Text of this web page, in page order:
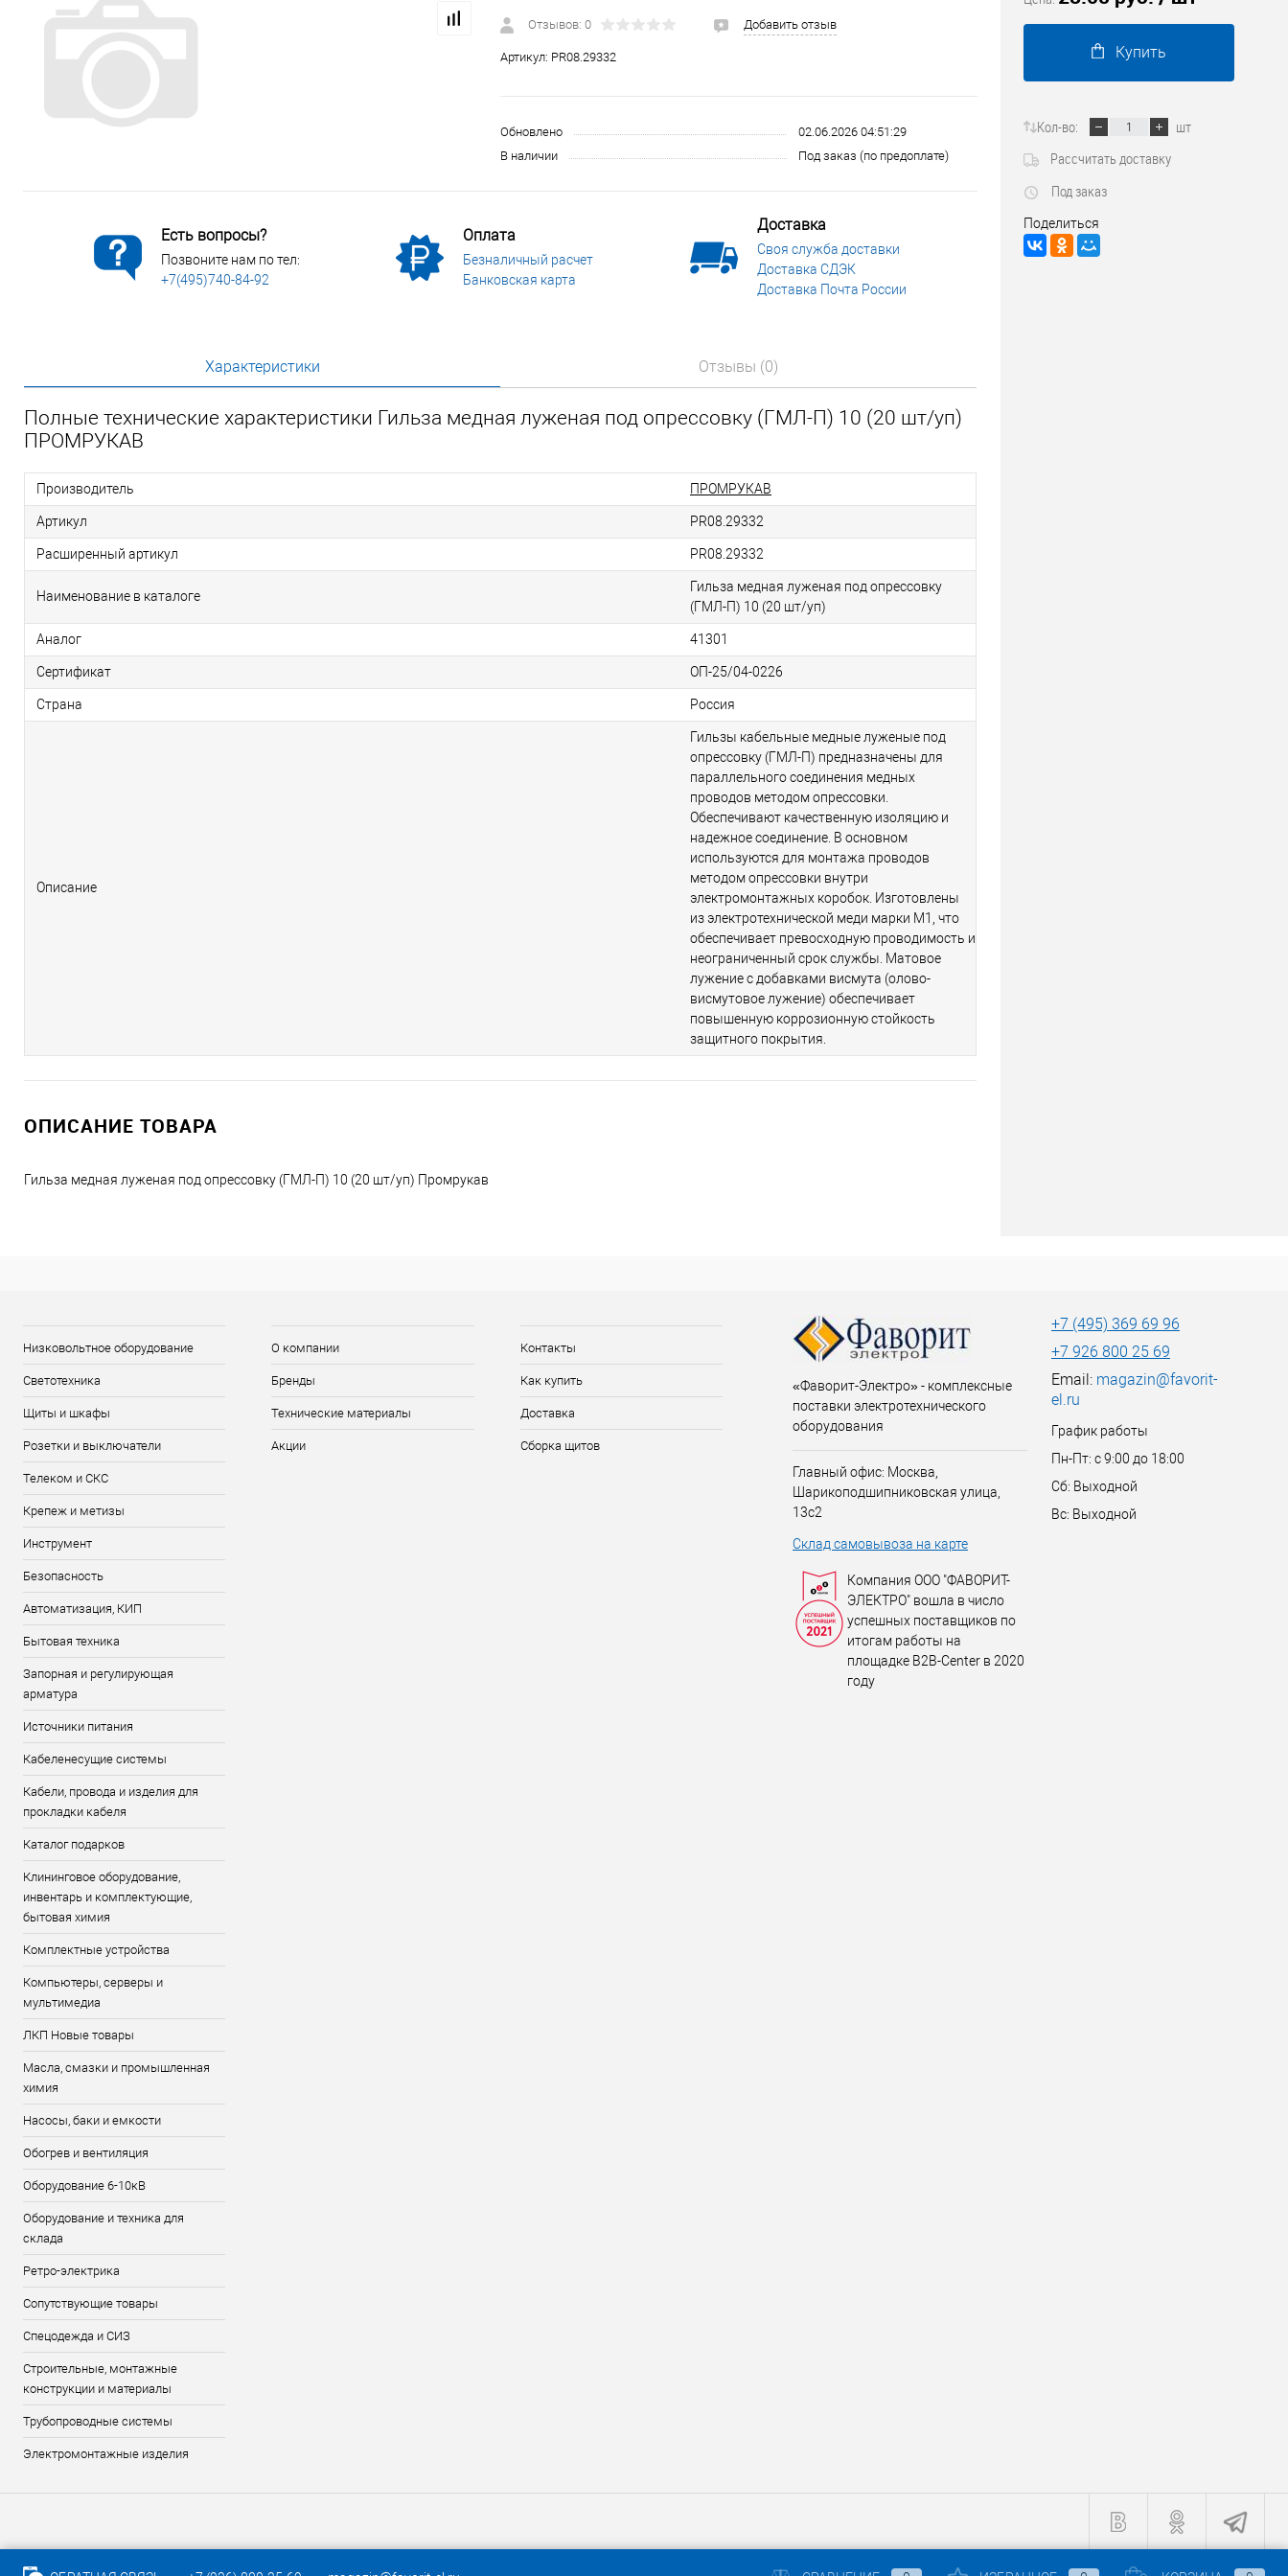
Спецодежда и СИЗ
Электромонтажные изделия
Отзывов: 0 Добавить отзыв
Артикул: PR08.29332
Обновлено
02.06.2026 04:51:29
В наличии
Под заказ (по предоплате)
Есть вопросы?
Позвоните нам по тел:
+7(495)740-84-92
Оплата
Безналичный расчет
Банковская карта
Доставка
Своя служба доставки
Доставка СДЭК
Доставка Почта России
Характеристики Отзывы (0)
Полные технические характеристики Гильза медная луженая под опрессовку (ГМЛ-П) 10 (20 шт/уп)
ПРОМРУКАВ
Производитель ПРОМРУКАВ
Артикул PR08.29332
Расширенный артикул PR08.29332
Наименование в каталоге
Гильза медная луженая под опрессовку
(ГМЛ-П) 10 (20 шт/уп)
Аналог 41301
Сертификат ОП-25/04-0226
Страна Россия
Описание
Гильзы кабельные медные луженые под
опрессовку (ГМЛ-П) предназначены для
параллельного соединения медных
проводов методом опрессовки.
Обеспечивают качественную изоляцию и
надежное соединение. В основном
используются для монтажа проводов
методом опрессовки внутри
электромонтажных коробок. Изготовлены
из электротехнической меди марки М1, что
обеспечивает превосходную проводимость и
неограниченный срок службы. Матовое
лужение с добавками висмута (олово-
висмутовое лужение) обеспечивает
повышенную коррозионную стойкость
защитного покрытия.
ОПИСАНИЕ ТОВАРА
Гильза медная луженая под опрессовку (ГМЛ-П) 10 (20 шт/уп) Промрукав
Купить
Кол-во:
шт
Рассчитать доставку
Под заказ
Поделиться
Низковольтное оборудование
Светотехника
Щиты и шкафы
Розетки и выключатели
Телеком и СКС
Крепеж и метизы
Инструмент
Безопасность
Автоматизация, КИП
Бытовая техника
Запорная и регулирующая
арматура
Источники питания
Кабеленесущие системы
Кабели, провода и изделия для
прокладки кабеля
Каталог подарков
Клининговое оборудование,
инвентарь и комплектующие,
бытовая химия
Комплектные устройства
Компьютеры, серверы и
мультимедиа
ЛКП Новые товары
Масла, смазки и промышленная
химия
Насосы, баки и емкости
Обогрев и вентиляция
Оборудование 6-10кВ
Оборудование и техника для
склада
Ретро-электрика
Сопутствующие товары
Спецодежда и СИЗ
Строительные, монтажные
конструкции и материалы
Трубопроводные системы
Электромонтажные изделия
О компании
Бренды
Технические материалы
Акции
Контакты
Как купить
Доставка
Сборка щитов
«Фаворит-Электро» - комплексные
поставки электротехнического
оборудования
Главный офис: Москва,
Шарикоподшипниковская улица,
13с2
Склад самовывоза на карте
Компания ООО "ФАВОРИТ-
ЭЛЕКТРО" вошла в число
успешных поставщиков по
итогам работы на
площадке B2B-Center в 2020
году
+7 (495) 369 69 96
+7 926 800 25 69
Email: magazin@favorit-
el.ru
График работы
Пн-Пт: с 9:00 до 18:00
Сб: Выходной
Вс: Выходной